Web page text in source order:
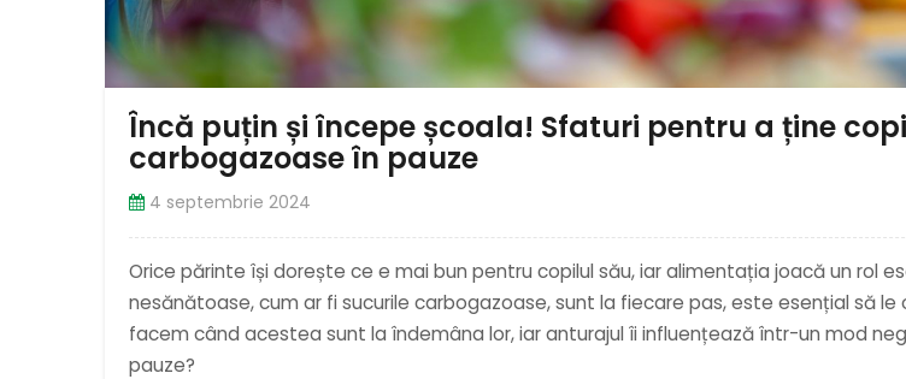
Încă puțin și începe școala! Sfaturi pentru a ține
carbogazoase în pauze
4 septembrie 2024
Orice părinte își dorește ce e mai bun pentru copilul său, iar alimentația joacă un rol
nesănătoase, cum ar fi sucurile carbogazoase, sunt la fiecare pas, este esențial să
facem când acestea sunt la îndemâna lor, iar anturajul îi influențează într-un mod
pauze?